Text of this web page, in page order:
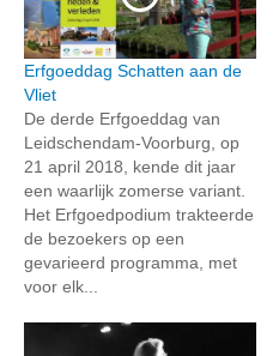
Erfgoeddag Schatten aan de
Vliet
De derde Erfgoeddag van
Leidschendam-Voorburg, op
21 april 2018, kende dit jaar
een waarlijk zomerse variant.
Het Erfgoedpodium trakteerde
de bezoekers op een
gevarieerd programma, met
voor elk...